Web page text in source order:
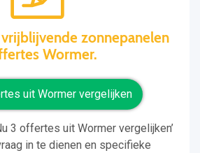
zonnepanelen
Wormer.
uit Wormer vergelijken
3 offertes uit Wormer vergelijken’
in te dienen en specifieke